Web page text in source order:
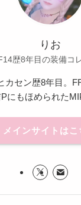
りお
歴8年目の装備コ
カセン歴8年目。
にもほめられた
メインサイトはこ